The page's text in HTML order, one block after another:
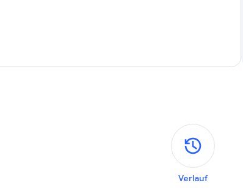
Verlauf